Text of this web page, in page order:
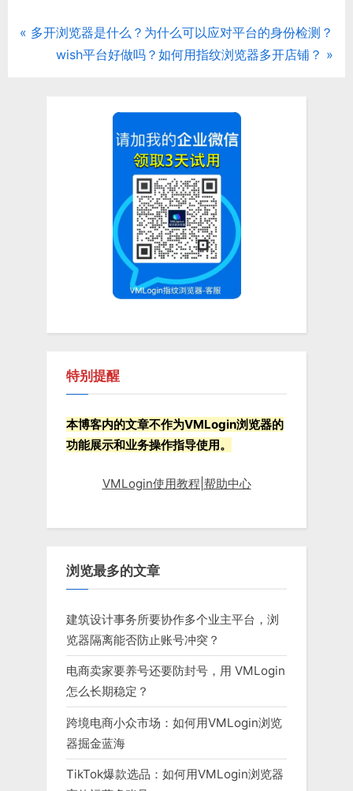
文
P
多开浏览器是什么？为什么可以应对平台的身份检测？
N
wish平台好做吗？如何用指纹浏览器多开店铺？
特别提醒
本博客内的文章不作为VMLogin浏览器的
功能展示和业务操作指导使用。
VMLogin使用教程|帮助中心
浏览最多的文章
建筑设计事务所要协作多个业主平台，浏
览器隔离能否防止账号冲突？
电商卖家要养号还要防封号，用 VMLogin
怎么长期稳定？
跨境电商小众市场：如何用VMLogin浏览
器掘金蓝海
TikTok爆款选品：如何用VMLogin浏览器